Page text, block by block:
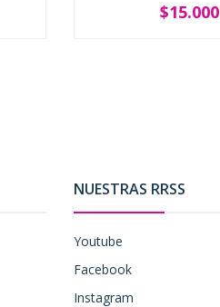
+
$15.000
NUESTRAS RRSS
Youtube
Facebook
Instagram